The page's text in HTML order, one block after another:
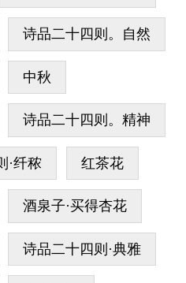
诗品二十四则。自然
中秋
诗品二十四则。精神
·纤秾 红茶花
酒泉子·买得杏花
诗品二十四则·典雅